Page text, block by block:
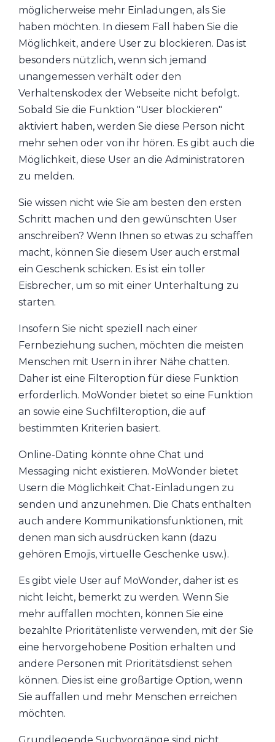
möglicherweise mehr Einladungen, als Sie
haben möchten. In diesem Fall haben Sie die
Möglichkeit, andere User zu blockieren. Das ist
besonders nützlich, wenn sich jemand
unangemessen verhält oder den
Verhaltenskodex der Webseite nicht befolgt.
Sobald Sie die Funktion "User blockieren"
aktiviert haben, werden Sie diese Person nicht
mehr sehen oder von ihr hören. Es gibt auch die
Möglichkeit, diese User an die Administratoren
zu melden.
Sie wissen nicht wie Sie am besten den ersten
Schritt machen und den gewünschten User
anschreiben? Wenn Ihnen so etwas zu schaffen
macht, können Sie diesem User auch erstmal
ein Geschenk schicken. Es ist ein toller
Eisbrecher, um so mit einer Unterhaltung zu
starten.
Insofern Sie nicht speziell nach einer
Fernbeziehung suchen, möchten die meisten
Menschen mit Usern in ihrer Nähe chatten.
Daher ist eine Filteroption für diese Funktion
erforderlich. MoWonder bietet so eine Funktion
an sowie eine Suchfilteroption, die auf
bestimmten Kriterien basiert.
Online-Dating könnte ohne Chat und
Messaging nicht existieren. MoWonder bietet
Usern die Möglichkeit Chat-Einladungen zu
senden und anzunehmen. Die Chats enthalten
auch andere Kommunikationsfunktionen, mit
denen man sich ausdrücken kann (dazu
gehören Emojis, virtuelle Geschenke usw.).
Es gibt viele User auf MoWonder, daher ist es
nicht leicht, bemerkt zu werden. Wenn Sie
mehr auffallen möchten, können Sie eine
bezahlte Prioritätenliste verwenden, mit der Sie
eine hervorgehobene Position erhalten und
andere Personen mit Prioritätsdienst sehen
können. Dies ist eine großartige Option, wenn
Sie auffallen und mehr Menschen erreichen
möchten.